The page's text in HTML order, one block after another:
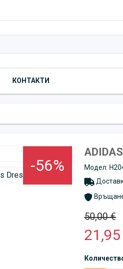
КОНТАКТИ
-56%
Модел:
50,00 €